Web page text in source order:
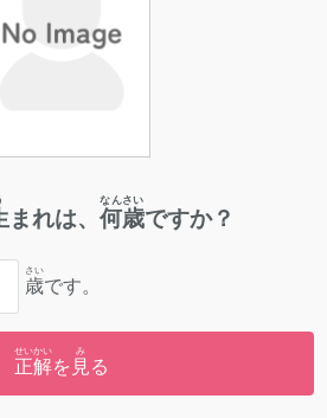
まれは、何歳
なんさい
ですか？
歳
さい
です。
正解
せいかい
を 見
み
る